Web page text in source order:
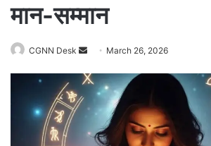
मान-सम्मान
CGNN Desk
n
n
March 26, 2026